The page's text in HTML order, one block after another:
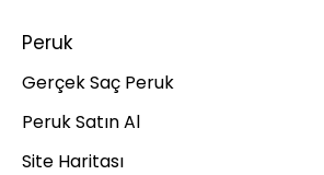
Peruk
Gerçek Saç Peruk
Peruk Satın Al
Site Haritası